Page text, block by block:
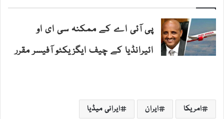
پی آئی اے کے ممکنہ سی ای او
ائیرانڈیا کے چیف ایگزیکٹو آفیسر مقرر
امریکا ایران ایرانی میڈیا